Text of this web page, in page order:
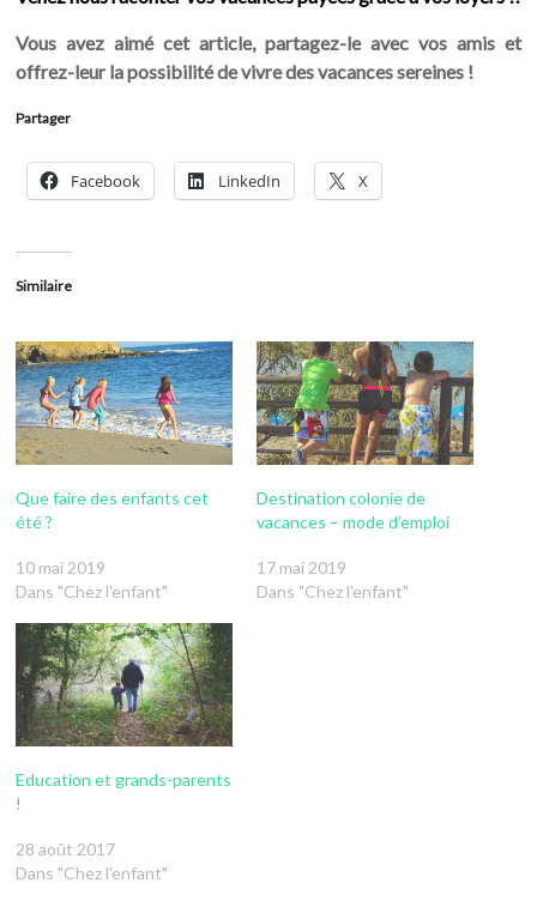
Vous avez aimé cet article, partagez-le avec vos amis et
offrez-leur la possibilité de vivre des vacances sereines !
Partager
Facebook LinkedIn X
Similaire
Que faire des enfants cet
été ?
10 mai 2019
Dans "Chez l'enfant"
Destination colonie de
vacances – mode d’emploi
17 mai 2019
Dans "Chez l'enfant"
Education et grands-parents
!
28 août 2017
Dans "Chez l'enfant"